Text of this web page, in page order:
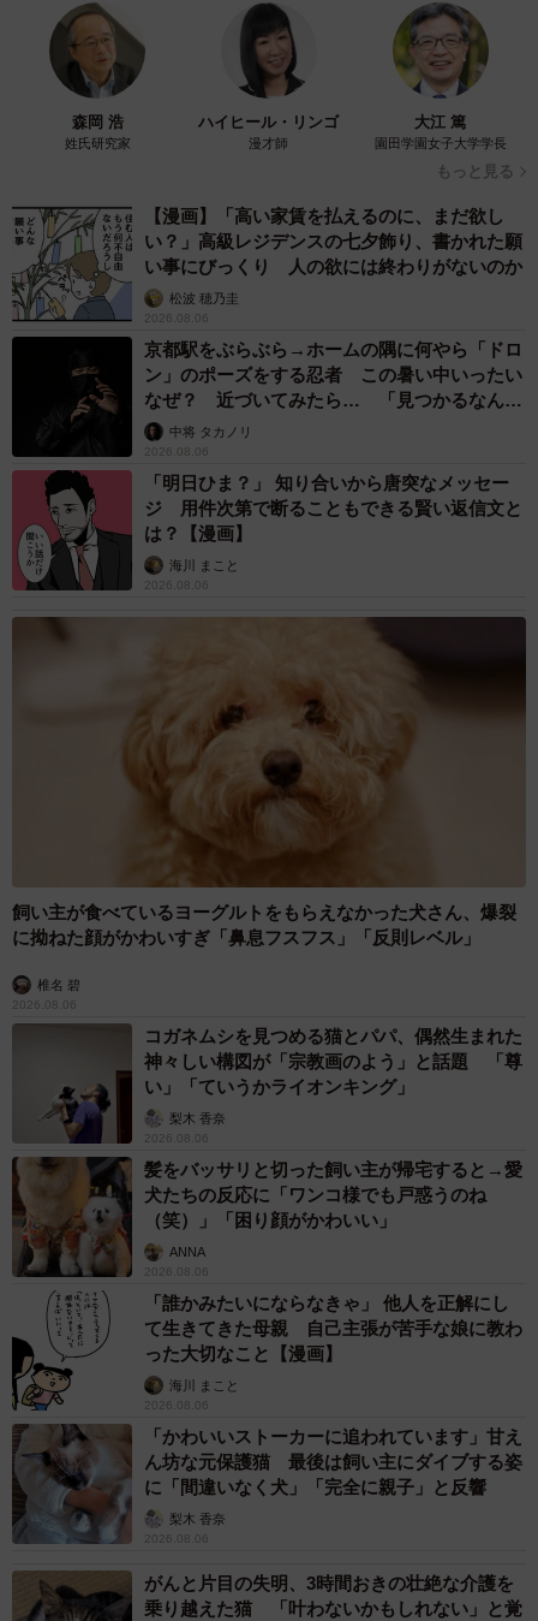
森岡 浩
姓氏研究家
ハイヒール・リンゴ
漫才師
大江 篤
園田学園女子大学学長
もっと見る
【漫画】「高い家賃を払えるのに、まだ欲し
い？」高級レジデンスの七夕飾り、書かれた願
い事にびっくり 人の欲には終わりがないのか
松波 穂乃圭
2026.08.06
京都駅をぶらぶら→ホームの隅に何やら「ドロ
ン」のポーズをする忍者 この暑い中いったい
なぜ？ 近づいてみたら… 「見つかるなんて
未熟」中将 タカノリ
2026.08.06
「明日ひま？」 知り合いから唐突なメッセー
ジ 用件次第で断ることもできる賢い返信文と
は？【漫画】
海川 まこと
2026.08.06
飼い主が食べているヨーグルトをもらえなかった犬さん、爆裂
に拗ねた顔がかわいすぎ「鼻息フスフス」「反則レベル」
椎名 碧
2026.08.06
コガネムシを見つめる猫とパパ、偶然生まれた
神々しい構図が「宗教画のよう」と話題 「尊
い」「ていうかライオンキング」
梨木 香奈
2026.08.06
髪をバッサリと切った飼い主が帰宅すると→愛
犬たちの反応に「ワンコ様でも戸惑うのね
（笑）」「困り顔がかわいい」
ANNA
2026.08.06
「誰かみたいにならなきゃ」 他人を正解にし
て生きてきた母親 自己主張が苦手な娘に教わ
った大切なこと【漫画】
海川 まこと
2026.08.06
「かわいいストーカーに追われています」甘え
ん坊な元保護猫 最後は飼い主にダイブする姿
に「間違いなく犬」「完全に親子」と反響
梨木 香奈
2026.08.06
がんと片目の失明、3時間おきの壮絶な介護を
乗り越えた猫 「叶わないかもしれない」と覚